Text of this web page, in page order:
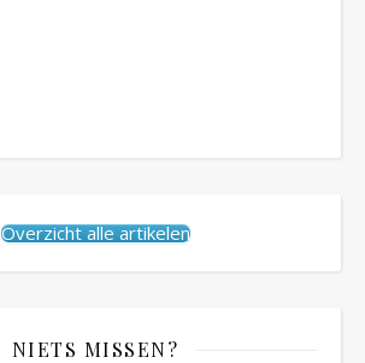
Overzicht alle artikelen
NIETS MISSEN?